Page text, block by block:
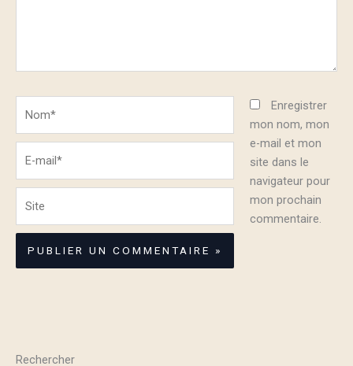
Enregistrer
mon nom, mon
e-mail et mon
site dans le
navigateur pour
mon prochain
commentaire.
Rechercher